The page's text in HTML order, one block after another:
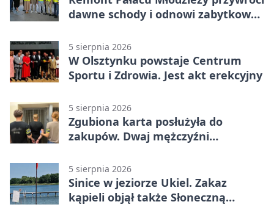
dawne schody i odnowi zabytkowy
5 sierpnia 2026
W Olsztynku powstaje Centrum
Sportu i Zdrowia. Jest akt erekcyjny
5 sierpnia 2026
Zgubiona karta posłużyła do
zakupów. Dwaj mężczyźni
5 sierpnia 2026
Sinice w jeziorze Ukiel. Zakaz
kąpieli objął także Słoneczną